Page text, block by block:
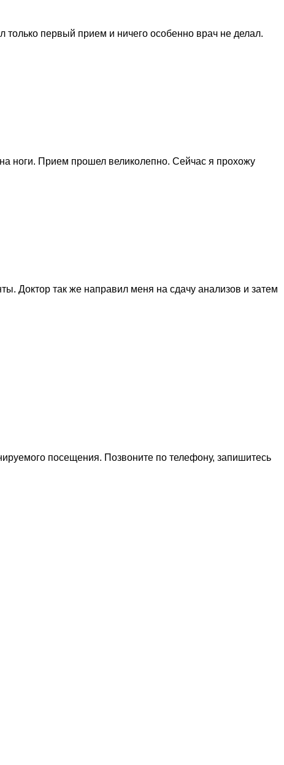
первый прием и ничего особенно врач не делал.
ноги. Прием прошел великолепно. Сейчас я прохожу
Доктор так же направил меня на сдачу анализов и затем
посещения. Позвоните по телефону, запишитесь